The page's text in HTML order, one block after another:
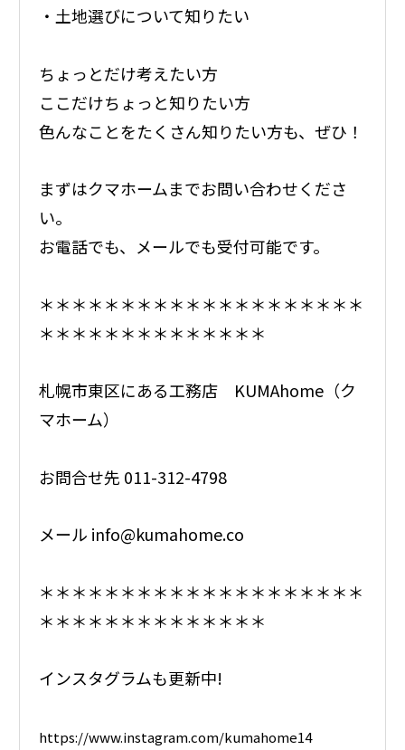
・土地選びについて知りたい
ちょっとだけ考えたい方
ここだけちょっと知りたい方
色んなことをたくさん知りたい方も、ぜひ！
まずはクマホームまでお問い合わせくださ
い。
お電話でも、メールでも受付可能です。
＊＊＊＊＊＊＊＊＊＊＊＊＊＊＊＊＊＊＊＊
＊＊＊＊＊＊＊＊＊＊＊＊＊＊
札幌市東区にある工務店 KUMAhome（ク
マホーム）
お問合せ先 011-312-4798
メール info@kumahome.co
＊＊＊＊＊＊＊＊＊＊＊＊＊＊＊＊＊＊＊＊
＊＊＊＊＊＊＊＊＊＊＊＊＊＊
インスタグラムも更新中!
https://www.instagram.com/kumahome14